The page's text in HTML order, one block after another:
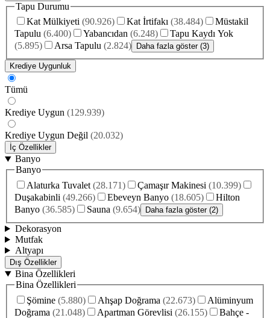
Tapu Durumu
Kat Mülkiyeti (90.926) Kat İrtifakı (38.484)
Müstakil
Tapulu (6.400) Yabancıdan (6.248)
Tapu Kaydı Yok
(5.895) Arsa Tapulu (2.824) Daha fazla göster (3)
Krediye Uygunluk
Tümü
Krediye Uygun (129.939)
Krediye Uygun Değil (20.032)
İç Özellikler
Banyo
Banyo
Alaturka Tuvalet (28.171) Çamaşır Makinesi (10.399)
Duşakabinli (49.266) Ebeveyn Banyo (18.605)
Hilton
Banyo (36.585) Sauna (9.654) Daha fazla göster (2)
Dekorasyon
Mutfak
Altyapı
Dış Özellikler
Bina Özellikleri
Bina Özellikleri
Şömine (5.880) Ahşap Doğrama (22.673)
Alüminyum
Doğrama (21.048) Apartman Görevlisi (26.155)
Bahçe -